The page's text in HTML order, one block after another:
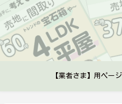
【業者さま】用ページ